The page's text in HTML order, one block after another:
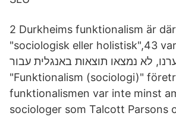
2 Durkheims funktionalism är
"sociologisk eller holistisk",43
לא נמצאו תוצאות באנגלית עבור
"Funktionalism (sociologi)"
funktionalismen var inte minst
sociologer som Talcott Parsons